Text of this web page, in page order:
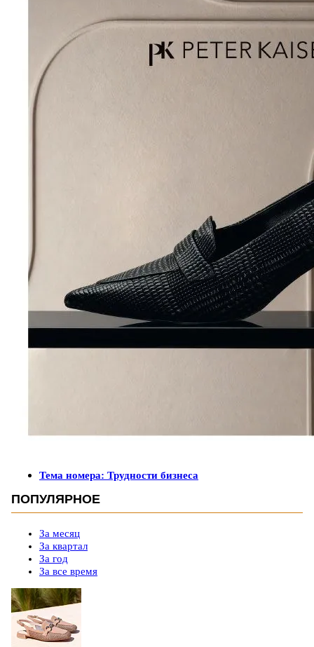
Тема номера: Трудности бизнеса
ПОПУЛЯРНОЕ
За месяц
За квартал
За год
За все время